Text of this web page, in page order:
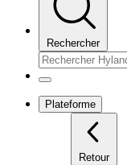
Rechercher
Plateforme
Retour